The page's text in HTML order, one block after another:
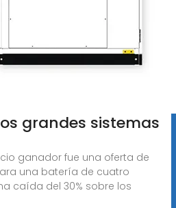
grandes sistemas
ganador fue una oferta de
una batería de cuatro
caída del 30% sobre los